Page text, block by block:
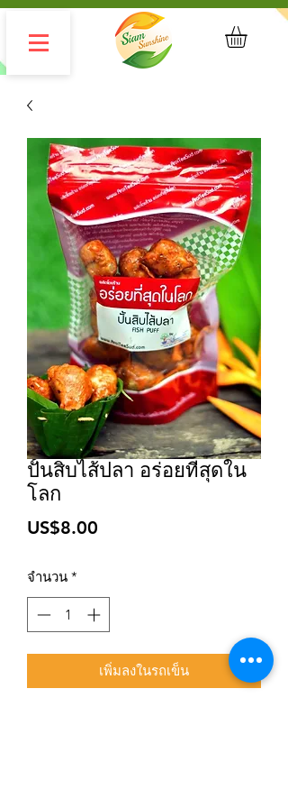
ปั้นสิบไส้ปลา อร่อยที่สุดใน
โลก
US$8.00
จำนวน *
เพิ่มลงในรถเข็น